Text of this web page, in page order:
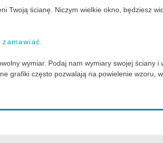
Twoją ścianę. Niczym wielkie okno, będziesz
wymiar. Podaj nam wymiary swojej ściany
grafiki często pozwalają na powielenie wzoru,